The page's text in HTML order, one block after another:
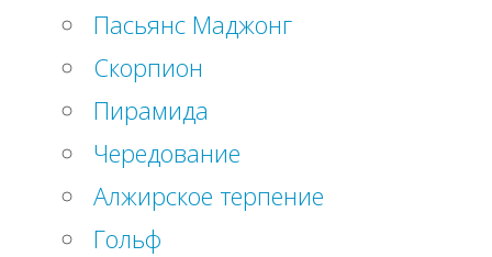
Пасьянс Маджонг
Скорпион
Пирамида
Чередование
Алжирское терпение
Гольф